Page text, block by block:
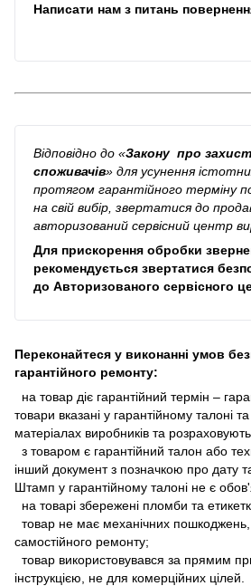
Написати нам з питань
Відповідно до «Закону про
споживачів» для усунення
протягом гарантійного терміну
на свій вибір, звертатися до
авторизований сервісний центр
Для прискорення обробки
рекомендується звертатися
до Авторизованого сервісного
Переконайтеся у виконанні умов
гарантійного ремонту:
на товар діє гарантійний термін –
товари вказані у гарантійному талоні
матеріалах виробників та
з товаром є гарантійний талон або
інший документ з позначкою про дату
Штамп у гарантійному талоні не є
на товарі збережені пломби та
товар не має механічних пошкоджень,
самостійного ремонту;
товар використовувався за прямим
інструкцією, не для комерційних цілей.